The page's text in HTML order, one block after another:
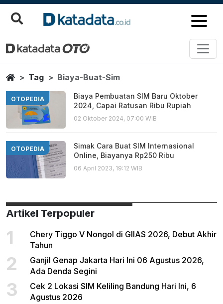
Biaya Buat Sim
Berita Terbaru
HomeTag Biaya-Buat-Sim
OTOPEDIA
Biaya Pembuatan SIM Baru Oktober
2024, Capai Ratusan Ribu Rupiah
02 Oktober 2024, 07:00 WIB
OTOPEDIA
Simak Cara Buat SIM Internasional
Online, Biayanya Rp250 Ribu
06 April 2023, 19:12 WIB
Artikel Terpopuler
1
Chery Tiggo V Nongol di GIIAS 2026, Debut Akhir
Tahun
2
Ganjil Genap Jakarta Hari Ini 06 Agustus 2026,
Ada Denda Segini
3
Cek 2 Lokasi SIM Keliling Bandung Hari Ini, 6
Agustus 2026